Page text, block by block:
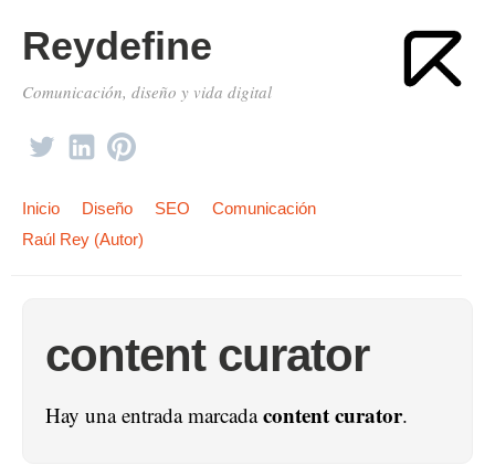
Reydefine
Comunicación, diseño y vida digital
Inicio Diseño SEO
Comunicación
Raúl Rey (Autor)
content curator
Hay una entrada marcadacontent curator.